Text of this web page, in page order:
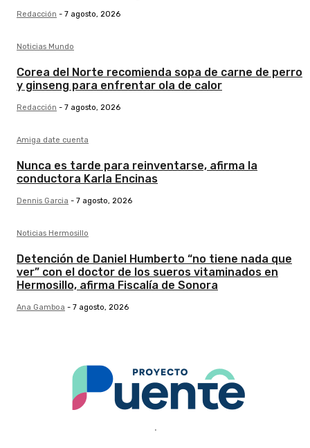
Redacción - 7 agosto, 2026
Noticias Mundo
Corea del Norte recomienda sopa de carne de perro
y ginseng para enfrentar ola de calor
Redacción - 7 agosto, 2026
Amiga date cuenta
Nunca es tarde para reinventarse, afirma la
conductora Karla Encinas
Dennis Garcia - 7 agosto, 2026
Noticias Hermosillo
Detención de Daniel Humberto “no tiene nada que
ver” con el doctor de los sueros vitaminados en
Hermosillo, afirma Fiscalía de Sonora
Ana Gamboa - 7 agosto, 2026
.